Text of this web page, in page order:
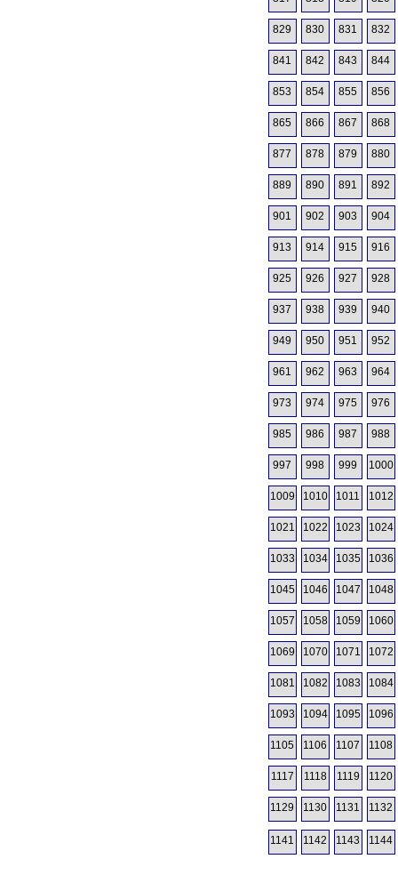
829 830 831 832
841 842 843 844
853 854 855 856
865 866 867 868
877 878 879 880
889 890 891 892
901 902 903 904
913 914 915 916
925 926 927 928
937 938 939 940
949 950 951 952
961 962 963 964
973 974 975 976
985 986 987 988
997 998 999 1000
1009 1010 1011 1012
1021 1022 1023 1024
1033 1034 1035 1036
1045 1046 1047 1048
1057 1058 1059 1060
1069 1070 1071 1072
1081 1082 1083 1084
1093 1094 1095 1096
1105 1106 1107 1108
1117 1118 1119 1120
1129 1130 1131 1132
1141 1142 1143 1144